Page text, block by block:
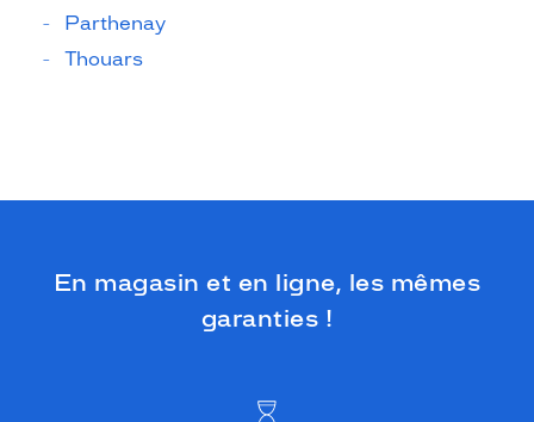
Parthenay
Thouars
En magasin et en ligne, les mêmes
garanties !